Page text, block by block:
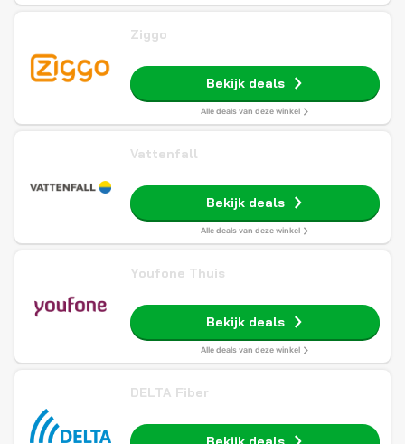
Ziggo
Bekijk deals
Alle deals van deze winkel
Vattenfall
Bekijk deals
Alle deals van deze winkel
Youfone Thuis
Bekijk deals
Alle deals van deze winkel
DELTA Fiber